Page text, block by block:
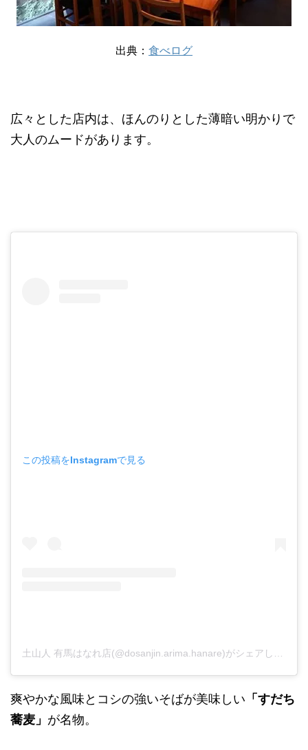
出典： 食べログ
広々とした店内は、ほんのりとした薄暗い明かりで
大人のムードがあります。
この投稿をInstagramで見る
爽やかな風味とコシの強いそばが美味しい 「すだち
蕎麦」 が名物。